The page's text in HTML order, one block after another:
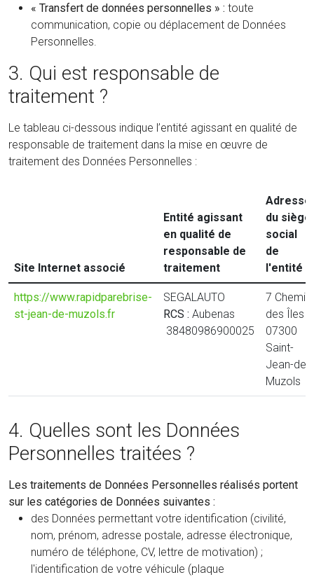
« Transfert de données personnelles » : toute
communication, copie ou déplacement de Données
Personnelles.
3. Qui est responsable de
traitement ?
Le tableau ci-dessous indique l’entité agissant en qualité de
responsable de traitement dans la mise en œuvre de
traitement des Données Personnelles :
Site Internet associé
Entité agissant
en qualité de
responsable de
traitement
Adresse
du siège
social
de
l'entité
https://www.rapidparebrise-
st-jean-de-muzols.fr
SEGALAUTO
RCS : Aubenas
38480986900025
7 Chemin
des Îles
07300
Saint-
Jean-de-
Muzols
4. Quelles sont les Données
Personnelles traitées ?
Les traitements de Données Personnelles réalisés portent
sur les catégories de Données suivantes :
des Données permettant votre identification (civilité,
nom, prénom, adresse postale, adresse électronique,
numéro de téléphone, CV, lettre de motivation) ;
l'identification de votre véhicule (plaque